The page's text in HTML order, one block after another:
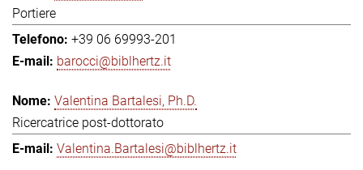
Portiere
+39 06 69993-201
barocci@biblhertz.it
Valentina Bartalesi, Ph.D.
Ricercatrice post-dottorato
Valentina.Bartalesi@biblhertz.it